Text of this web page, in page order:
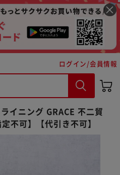
ログイン/会員情報
イニング GRACE 不二貿
不可】【代引き不可】
購入手続きへ